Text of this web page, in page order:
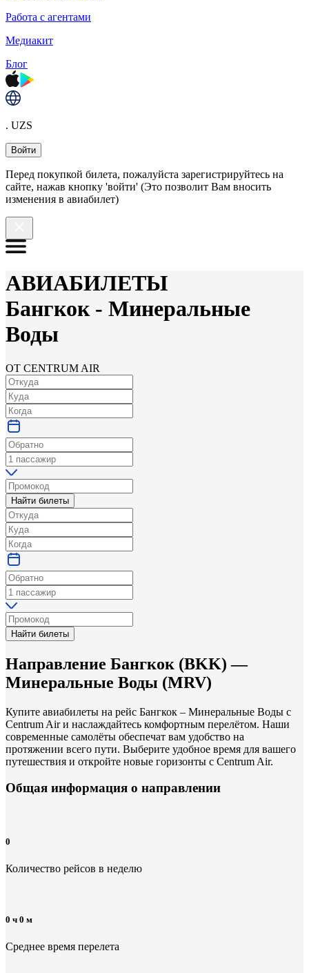
Работа с агентами
Медиакит
Блог
. UZS
Войти
Перед покупкой билета, пожалуйста зарегистрируйтесь на
сайте, нажав кнопку 'войти' (Это позволит Вам вносить
изменения в авиабилет)
АВИАБИЛЕТЫ
Бангкок- Минеральные
Воды
ОТ CENTRUM AIR
Найти билеты
Найти билеты
Направление Бангкок (BKK) —
Минеральные Воды (MRV)
Купите авиабилеты на рейс Бангкок – Минеральные Воды с
Centrum Air и наслаждайтесь комфортным перелётом. Наши
современные самолёты обеспечат вам удобство на
протяжении всего пути. Выберите удобное время для вашего
путешествия и откройте новые горизонты с Centrum Air.
Общая информация о направлении
0
Количество рейсов в неделю
0 ч 0 м
Среднее время перелета